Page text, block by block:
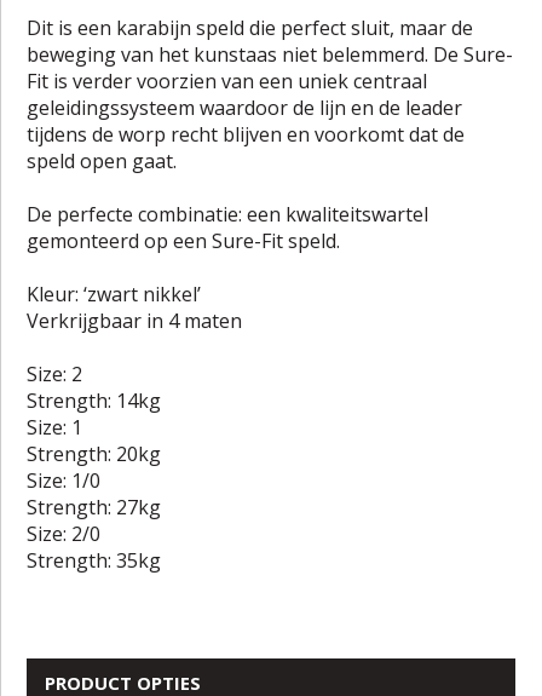
Dit is een karabijn speld die perfect sluit, maar de
beweging van het kunstaas niet belemmerd. De Sure-
Fit is verder voorzien van een uniek centraal
geleidingssysteem waardoor de lijn en de leader
tijdens de worp recht blijven en voorkomt dat de
speld open gaat.
De perfecte combinatie: een kwaliteitswartel
gemonteerd op een Sure-Fit speld.
Kleur: ‘zwart nikkel’
Verkrijgbaar in 4 maten
Size: 2
Strength: 14kg
Size: 1
Strength: 20kg
Size: 1/0
Strength: 27kg
Size: 2/0
Strength: 35kg
PRODUCT OPTIES